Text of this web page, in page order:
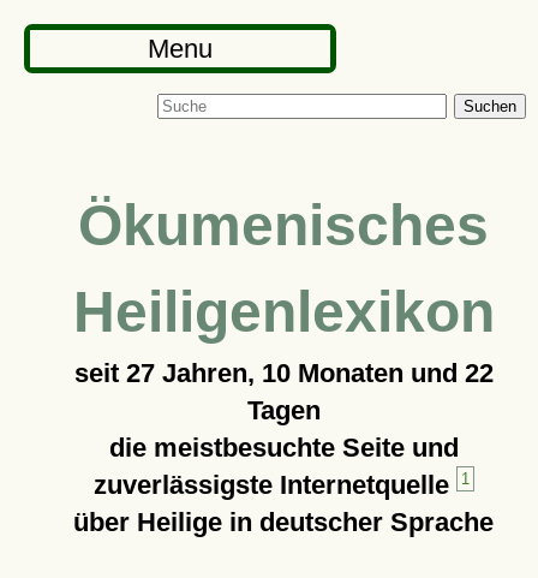
Menu
Suchen
Ökumenisches
Heiligenlexikon
seit 27 Jahren, 10 Monaten und 22
Tagen
die meistbesuchte Seite und
zuverlässigste Internetquelle
1
über Heilige in deutscher Sprache